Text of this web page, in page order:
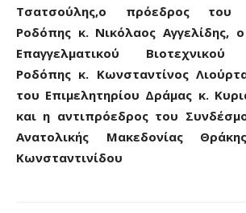
Τσατσούλης,ο πρόεδρος του
Ροδόπης κ. Νικόλαος Αγγελίδης,
Επαγγελματικού Βιοτεχνικού
Ροδόπης κ. Κωνσταντίνος
του Επιμελητηρίου Δράμας κ.
και η αντιπρόεδρος του
Ανατολικής Μακεδονίας
Κωνσταντινίδου